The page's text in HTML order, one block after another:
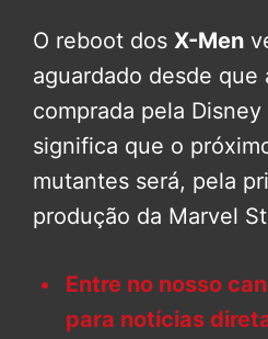
O reboot dos X-Men
aguardado desde que
comprada pela
significa que o
mutantes será, pela
produção da Marvel
Entre no nosso
para notícias